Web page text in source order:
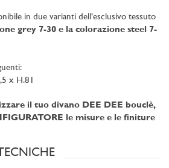
in due varianti dell’esclusivo tessuto
grey 7-30 e la colorazione steel 7-
x H.81
il tuo divano DEE DEE bouclè,
le misure e le finiture